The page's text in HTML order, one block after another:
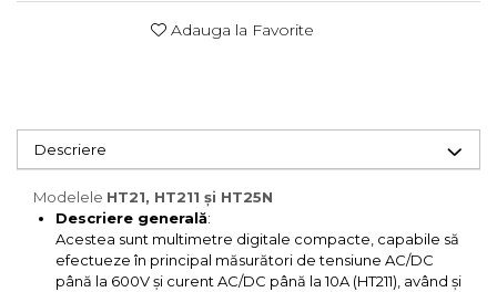
Adauga la Favorite
Descriere
Modelele HT21, HT211 și HT25N
Descriere generală:
Acestea sunt multimetre digitale compacte, capabile să
efectueze în principal măsurători de tensiune AC/DC
până la 600V și curent AC/DC până la 10A (HT211), având și